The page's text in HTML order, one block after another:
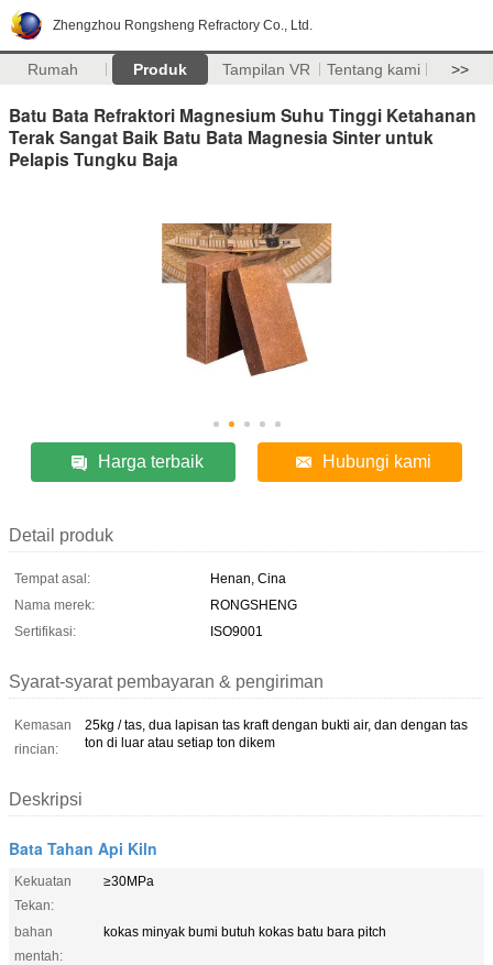
Zhengzhou Rongsheng Refractory Co., Ltd.
Rumah Produk Tampilan VR Tentang kami >>
Batu Bata Refraktori Magnesium Suhu Tinggi Ketahanan
Terak Sangat Baik Batu Bata Magnesia Sinter untuk
Pelapis Tungku Baja
Harga terbaik Hubungi kami
Detail produk
Tempat asal:
Henan, Cina
Nama merek:
RONGSHENG
Sertifikasi:
ISO9001
Syarat-syarat pembayaran & pengiriman
Kemasan
rincian:
25kg / tas, dua lapisan tas kraft dengan bukti air, dan dengan tas
ton di luar atau setiap ton dikem
Deskripsi
Bata Tahan Api Kiln
Kekuatan
Tekan:
≥30MPa
bahan
mentah:
kokas minyak bumi butuh kokas batu bara pitch